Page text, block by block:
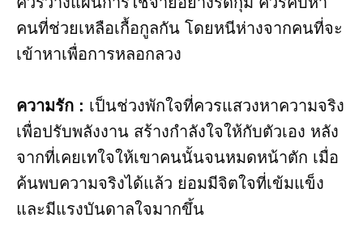
คนที่ช่วยเหลือเกื้อกูลกัน โดยหนีห่างจากคนที่จะ
เข้าหาเพื่อการหลอกลวง
ความรัก : เป็นช่วงพักใจที่ควรแสวงหาความจริง
เพื่อปรับพลังงาน สร้างกำลังใจให้กับตัวเอง หลัง
จากที่เคยเทใจให้เขาคนนั้นจนหมดหน้าตัก เมื่อ
ค้นพบความจริงได้แล้ว ย่อมมีจิตใจที่เข้มแข็ง
และมีแรงบันดาลใจมากขึ้น